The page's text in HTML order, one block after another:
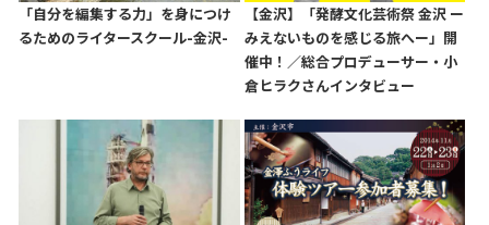
「自分を編集する力」を身につけ
るためのライタースクール-金沢-
【金沢】「発酵文化芸術祭 金沢 ー
みえないものを感じる旅へー」開
催中！／総合プロデューサー・小
倉ヒラクさんインタビュー